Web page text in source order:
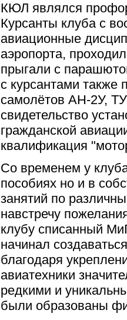
КЮЛ являлся
Курсанты клуба с
авиационные
аэропорта,
прыгали с
с курсантами также
самолётов АН-2У,
свидетельство
гражданской
квалификация
Со временем у
пособиях но и в
занятий по
навстречу
клубу списанный
начинал
благодаря
авиатехники
редкими и
были образованы